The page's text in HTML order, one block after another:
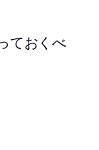
ておくべ